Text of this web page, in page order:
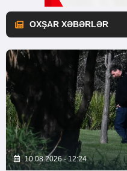
OXŞAR XƏBƏRLƏR
10.08.2026 - 12:24